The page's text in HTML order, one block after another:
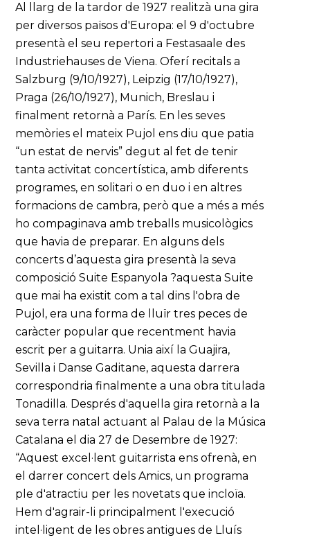
Al llarg de la tardor de 1927 realitzà una gira
per diversos països d'Europa: el 9 d'octubre
presentà el seu repertori a Festasaale des
Industriehauses de Viena. Oferí recitals a
Salzburg (9/10/1927), Leipzig (17/10/1927),
Praga (26/10/1927), Munich, Breslau i
finalment retornà a París. En les seves
memòries el mateix Pujol ens diu que patia
“un estat de nervis” degut al fet de tenir
tanta activitat concertística, amb diferents
programes, en solitari o en duo i en altres
formacions de cambra, però que a més a més
ho compaginava amb treballs musicològics
que havia de preparar. En alguns dels
concerts d’aquesta gira presentà la seva
composició Suite Espanyola ?aquesta Suite
que mai ha existit com a tal dins l'obra de
Pujol, era una forma de lluïr tres peces de
caràcter popular que recentment havia
escrit per a guitarra. Unia així la Guajira,
Sevilla i Danse Gaditane, aquesta darrera
correspondria finalmente a una obra titulada
Tonadilla. Després d'aquella gira retornà a la
seva terra natal actuant al Palau de la Música
Catalana el dia 27 de Desembre de 1927:
“Aquest excel·lent guitarrista ens ofrenà, en
el darrer concert dels Amics, un programa
ple d'atractiu per les novetats que incloïa.
Hem d'agrair-li principalment l'execució
intel·ligent de les obres antigues de Lluís